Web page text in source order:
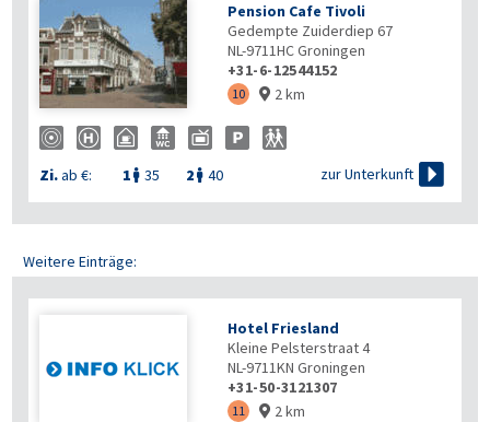
Pension Cafe Tivoli
Gedempte Zuiderdiep 67
NL-9711HCGroningen
+31-6-12544152
10  2 km
Zi.ab €: 1  35 2  40 zur Unterkunft 
Weitere Einträge:
Hotel Friesland
Kleine Pelsterstraat 4
NL-9711KN Groningen
+31-50-3121307
11  2 km